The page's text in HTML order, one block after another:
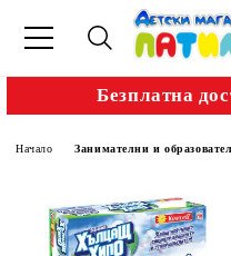
Безплатна
Начало Занимателни и